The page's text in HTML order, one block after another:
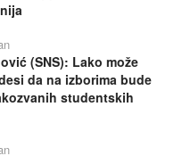
(SNS): Lako može
da na izborima bude
studentskih